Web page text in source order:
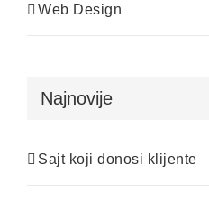
Web Design
Najnovije
Sajt koji donosi klijente